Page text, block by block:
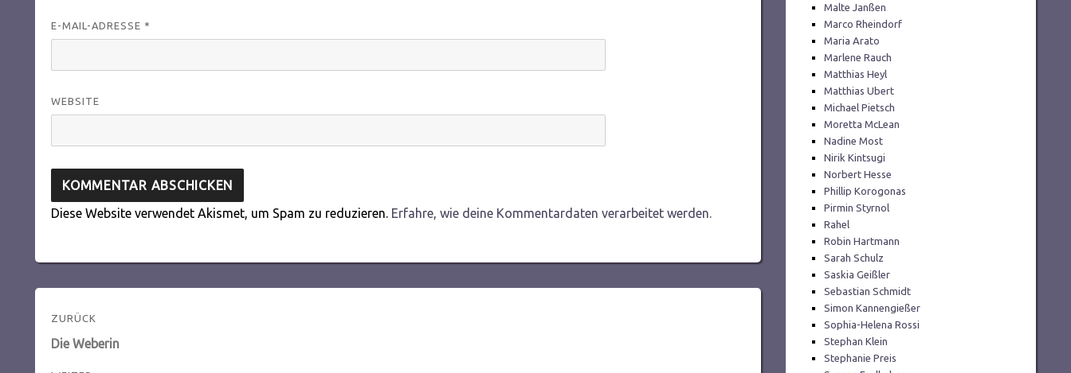
E-MAIL-ADRESSE *
WEBSITE
Diese Website verwendet Akismet, um Spam zu reduzieren. Erfahre, wie deine Kommentardaten verarbeitet werden.
Beitragsnavigation
ZURÜCK
Vorheriger
Die Weberin
Malte Janßen
Marco Rheindorf
Maria Arato
Marlene Rauch
Matthias Heyl
Matthias Ubert
Michael Pietsch
Moretta McLean
Nadine Most
Nirik Kintsugi
Norbert Hesse
Phillip Korogonas
Pirmin Styrnol
Rahel
Robin Hartmann
Sarah Schulz
Saskia Geißler
Sebastian Schmidt
Simon Kannengießer
Sophia-Helena Rossi
Stephan Klein
Stephanie Preis